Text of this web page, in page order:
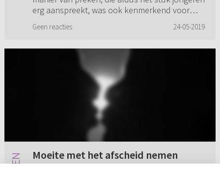
erg aanspreekt, was ook kenmerkend voor
Geen reacties 24-05-2019
Moeite met het afscheid nemen